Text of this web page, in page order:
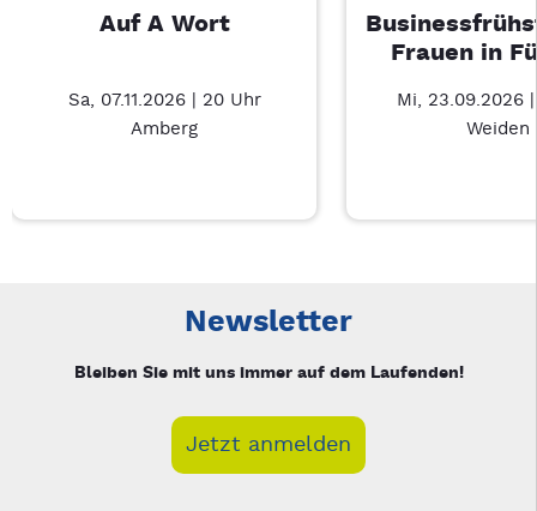
Auf A Wort
Sa, 07.11.2026 | 20 Uhr
Amberg
Frauen in
Mi, 23.09.2026
Weiden
Newsletter
Bleiben Sie mit uns immer auf dem Laufenden!
Jetzt anmelden